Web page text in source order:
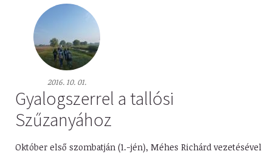
2016. 10. 01.
Gyalogszerrel a tallósi
Szűzanyához
Október első szombatján (1.-jén), Méhes Richárd vezetésével